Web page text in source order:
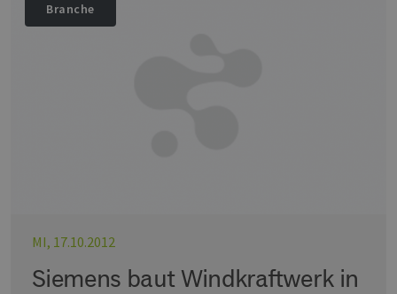
Branche
MI, 17.10.2012
Siemens baut Windkraftwerk in